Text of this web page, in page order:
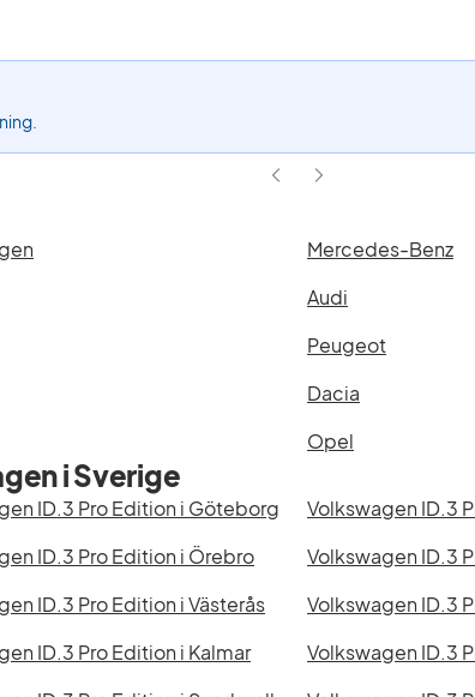
Mercedes-Benz
Audi
Peugeot
Dacia
Opel
i Sverige
ID.3 Pro Edition i Göteborg
ID.3 Pro Edition i Örebro
ID.3 Pro Edition i Västerås Volkswagen ID.3
ID.3 Pro Edition i Kalmar Volkswagen ID.3